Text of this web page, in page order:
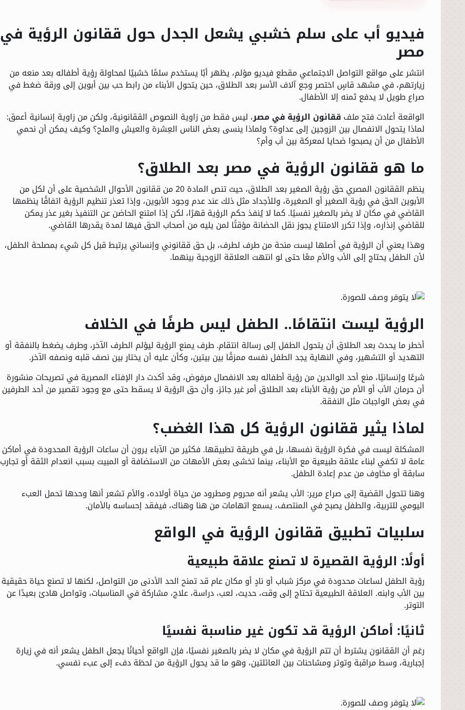
فيديو أب على سلم خشبي يشعل الجدل حول ققانون الرؤية في
مصر
انتشر على مواقع التواصل الاجتماعي مقطع فيديو مؤلم، يظهر أبًا يستخدم سلمًا خشبيًا لمحاولة رؤية أطفاله بعد منعه من
زيارتهم، في مشهد قاسٍ اختصر وجع آلاف الأسر بعد الطلاق، حين يتحول الأبناء من رابط حب بين أبوين إلى ورقة ضغط في
صراع طويل لا يدفع ثمنه إلا الأطفال.
الواقعة أعادت فتح ملف ققانون الرؤية في مصر، ليس فقط من زاوية النصوص الققانونية، ولكن من زاوية إنسانية أعمق:
لماذا يتحول الانفصال بين الزوجين إلى عداوة؟ ولماذا ينسى بعض الناس العِشرة والعيش والملح؟ وكيف يمكن أن نحمي
الأطفال من أن يصبحوا ضحايا لمعركة بين أب وأم؟
ما هو ققانون الرؤية في مصر بعد الطلاق؟
ينظم الققانون المصري حق رؤية الصغير بعد الطلاق، حيث تنص المادة 20 من ققانون الأحوال الشخصية على أن لكل من
الأبوين الحق في رؤية الصغير أو الصغيرة، وللأجداد مثل ذلك عند عدم وجود الأبوين، وإذا تعذر تنظيم الرؤية اتفاقًا ينظمها
القاضي في مكان لا يضر بالصغير نفسيًا. كما لا يُنفذ حكم الرؤية قهرًا، لكن إذا امتنع الحاضن عن التنفيذ بغير عذر يمكن
للقاضي إنذاره، وإذا تكرر الامتناع يجوز نقل الحضانة مؤقتًا لمن يليه من أصحاب الحق فيها لمدة يقدرها القاضي.
وهذا يعني أن الرؤية في أصلها ليست منحة من طرف لطرف، بل حق ققانوني وإنساني يرتبط قبل كل شيء بمصلحة الطفل،
لأن الطفل يحتاج إلى الأب والأم معًا حتى لو انتهت العلاقة الزوجية بينهما.
الرؤية ليست انتقامًا.. الطفل ليس طرفًا في الخلاف
أخطر ما يحدث بعد الطلاق أن يتحول الطفل إلى رسالة انتقام. طرف يمنع الرؤية ليؤلم الطرف الآخر، وطرف يضغط بالنفقة أو
التهديد أو التشهير، وفي النهاية يجد الطفل نفسه ممزقًا بين بيتين، وكأن عليه أن يختار بين نصف قلبه ونصفه الآخر.
شرعًا وإنسانيًا، منع أحد الوالدين من رؤية أطفاله بعد الانفصال مرفوض، وقد أكدت دار الإفتاء المصرية في تصريحات منشورة
أن حرمان الأب أو الأم من رؤية الأبناء بعد الطلاق أمر غير جائز، وأن حق الرؤية لا يسقط حتى مع وجود تقصير من أحد الطرفين
في بعض الواجبات مثل النفقة.
لماذا يثير ققانون الرؤية كل هذا الغضب؟
المشكلة ليست في فكرة الرؤية نفسها، بل في طريقة تطبيقها. فكثير من الآباء يرون أن ساعات الرؤية المحدودة في أماكن
عامة لا تكفي لبناء علاقة طبيعية مع الأبناء، بينما تخشى بعض الأمهات من الاستضافة أو المبيت بسبب انعدام الثقة أو تجارب
سابقة أو مخاوف من عدم إعادة الطفل.
وهنا تتحول القضية إلى صراع مرير: الأب يشعر أنه محروم ومطرود من حياة أولاده، والأم تشعر أنها وحدها تحمل العبء
اليومي للتربية، والطفل يصبح في المنتصف، يسمع اتهامات من هنا وهناك، فيفقد إحساسه بالأمان.
سلبيات تطبيق ققانون الرؤية في الواقع
أولًا: الرؤية القصيرة لا تصنع علاقة طبيعية
رؤية الطفل لساعات محدودة في مركز شباب أو نادٍ أو مكان عام قد تمنح الحد الأدنى من التواصل، لكنها لا تصنع حياة حقيقية
بين الأب وابنه. العلاقة الطبيعية تحتاج إلى وقت، حديث، لعب، دراسة، علاج، مشاركة في المناسبات، وتواصل هادئ بعيدًا عن
التوتر.
ثانيًا: أماكن الرؤية قد تكون غير مناسبة نفسيًا
رغم أن الققانون يشترط أن تتم الرؤية في مكان لا يضر بالصغير نفسيًا، فإن الواقع أحيانًا يجعل الطفل يشعر أنه في زيارة
إجبارية، وسط مراقبة وتوتر ومشاحنات بين العائلتين، وهو ما قد يحول الرؤية من لحظة دفء إلى عبء نفسي.